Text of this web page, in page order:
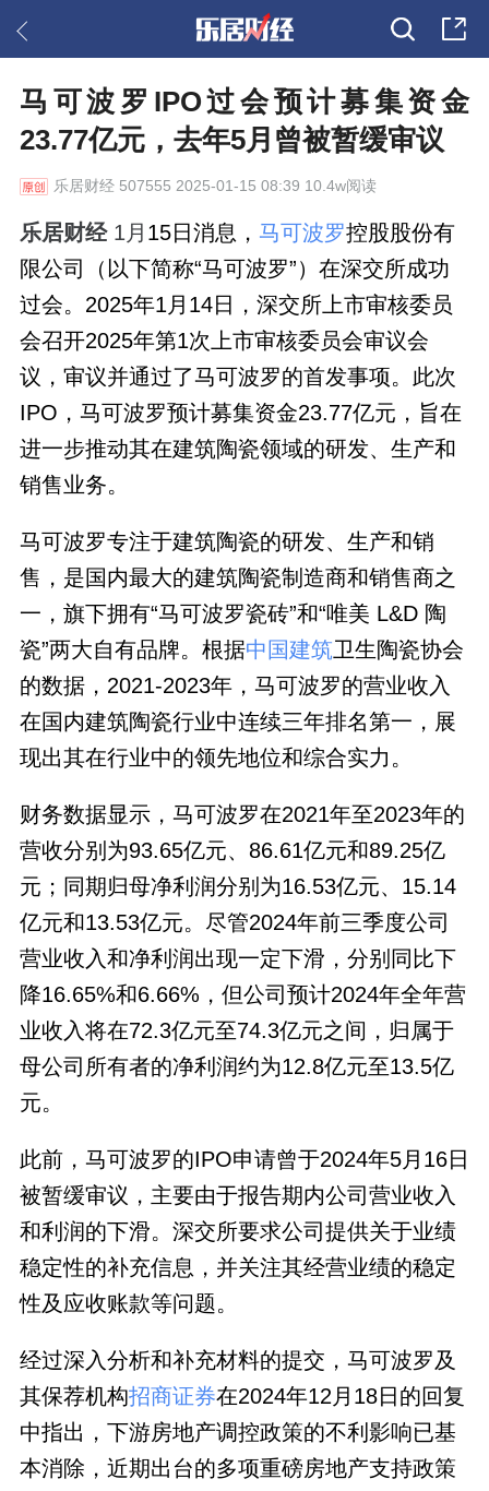
马可波罗IPO过会预计募集资金
23.77亿元，去年5月曾被暂缓审议
乐居财经507555 2025-01-15 08:39 10.4w阅读
乐居财经 1月 15日消息， 马可波罗控股股份有
限公司（以下简称“马可波罗”）在深交所成功
过会。2025年1月14日，深交所上市审核委员
会召开2025年第1次上市审核委员会审议会
议，审议并通过了马可波罗的首发事项。此次
IPO，马可波罗预计募集资金23.77亿元，旨在
进一步推动其在建筑陶瓷领域的研发、生产和
销售业务。
马可波罗专注于建筑陶瓷的研发、生产和销
售，是国内最大的建筑陶瓷制造商和销售商之
一，旗下拥有“马可波罗瓷砖”和“唯美 L&D 陶
瓷”两大自有品牌。根据中国建筑卫生陶瓷协会
的数据，2021-2023年，马可波罗的营业收入
在国内建筑陶瓷行业中连续三年排名第一，展
现出其在行业中的领先地位和综合实力。
财务数据显示，马可波罗在2021年至2023年的
营收分别为93.65亿元、86.61亿元和89.25亿
元；同期归母净利润分别为16.53亿元、15.14
亿元和13.53亿元。尽管2024年前三季度公司
营业收入和净利润出现一定下滑，分别同比下
降16.65%和6.66%，但公司预计2024年全年营
业收入将在72.3亿元至74.3亿元之间，归属于
母公司所有者的净利润约为12.8亿元至13.5亿
元。
此前，马可波罗的IPO申请曾于2024年5月16日
被暂缓审议，主要由于报告期内公司营业收入
和利润的下滑。深交所要求公司提供关于业绩
稳定性的补充信息，并关注其经营业绩的稳定
性及应收账款等问题。
经过深入分析和补充材料的提交，马可波罗及
其保荐机构招商证券在2024年12月18日的回复
中指出，下游房地产调控政策的不利影响已基
本消除，近期出台的多项重磅房地产支持政策